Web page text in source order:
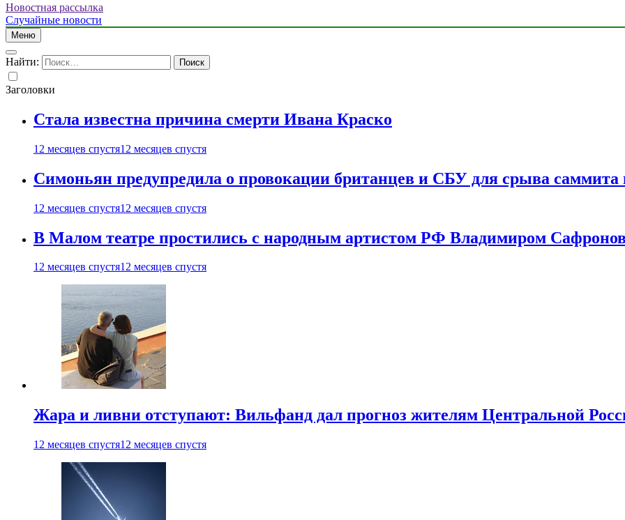
Новостная рассылка
Случайные новости
Меню
Найти:
Заголовки
Стала известна причина смерти Ивана Краско
12 месяцев спустя12 месяцев спустя
Симоньян предупредила о провокации британцев и СБУ для срыва саммита
12 месяцев спустя12 месяцев спустя
В Малом театре простились с народным артистом РФ Владимиром
12 месяцев спустя12 месяцев спустя
Жара и ливни отступают: Вильфанд дал прогноз жителям Центральной
12 месяцев спустя12 месяцев спустя